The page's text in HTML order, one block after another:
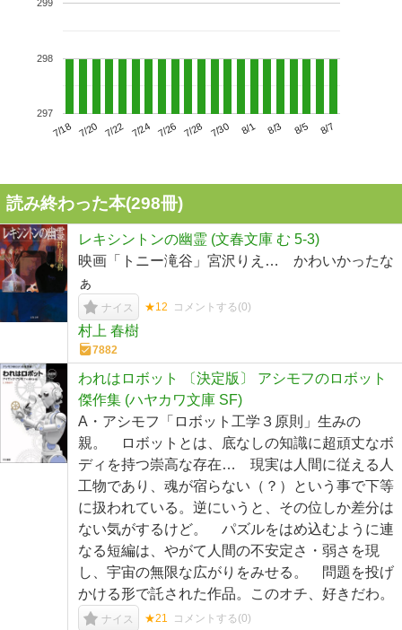
7/18 7/20 7/22 7/24 7/26 7/28 7/30 8/1 8/3 8/5 8/7
297
298
299
読み終わった本(298冊)
レキシントンの幽霊 (文春文庫 む 5-3)
映画「トニー滝谷」宮沢りえ… かわいかったな
ぁ
ナイス ★12 コメントする(0)
村上 春樹
7882
われはロボット 〔決定版〕 アシモフのロボット
傑作集 (ハヤカワ文庫 SF)
A・アシモフ「ロボット工学３原則」生みの
親。 ロボットとは、底なしの知識に超頑丈なボ
ディを持つ崇高な存在… 現実は人間に従える人
工物であり、魂が宿らない（？）という事で下等
に扱われている。逆にいうと、その位しか差分は
ない気がするけど。 パズルをはめ込むように連
なる短編は、やがて人間の不安定さ・弱さを現
し、宇宙の無限な広がりをみせる。 問題を投げ
かける形で託された作品。このオチ、好きだわ。
ナイス ★21 コメントする(0)